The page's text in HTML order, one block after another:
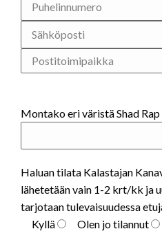
Montako eri väristä Shad
Haluan tilata Kalastajan
lähetetään vain 1-2 krt/kk ja
tarjotaan tulevaisuudessa
Kyllä
Olen jo tilannut